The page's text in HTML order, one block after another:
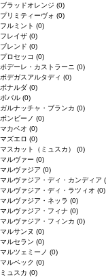
ブラッドオレンジ (0)
プリミティーヴォ (0)
フルミント (0)
フレイザ (0)
ブレンド (0)
プロセッコ (0)
ポデーレ・カストラーニ (0)
ボデガスアルタディ (0)
ボナルダ (0)
ボバル (0)
ガルナッチャ・ブランカ (0)
ボンビーノ (0)
マカベオ (0)
マズエロ (0)
マスカット（ミュスカ） (0)
マルヴァー (0)
マルヴァジア (0)
マルヴァジア・ディ・カンディア
マルヴァジア・ディ・ラツィオ (0)
マルヴァジア・ネッラ (0)
マルヴァジア・フィナ (0)
マルヴァジア・フィンカ (0)
マルサンヌ (0)
マルセラン (0)
マルツェミーノ (0)
マルベック (0)
ミュスカ (0)